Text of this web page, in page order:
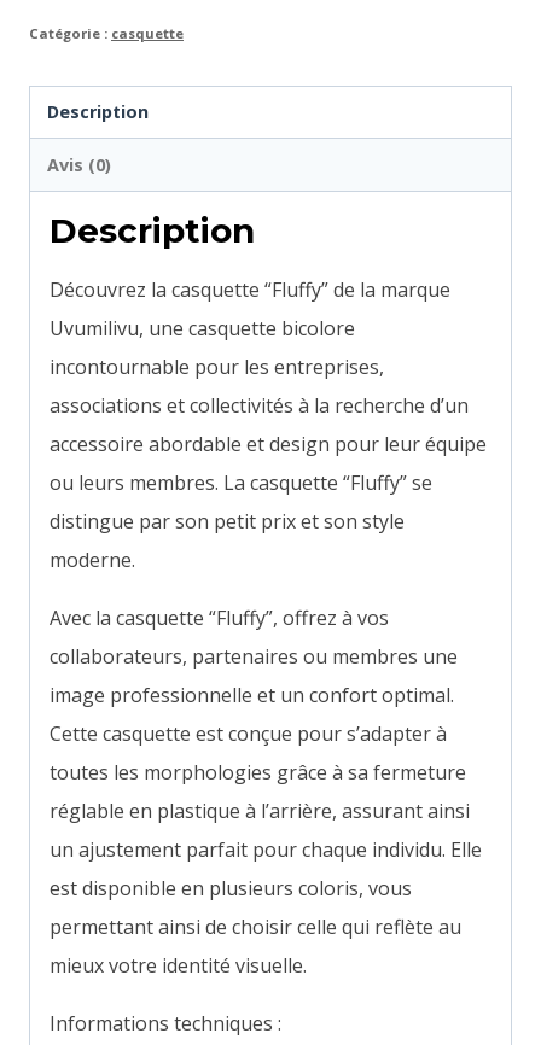
Catégorie : casquette
Description
Avis (0)
Description
Découvrez la casquette “Fluffy” de la marque
Uvumilivu, une casquette bicolore
incontournable pour les entreprises,
associations et collectivités à la recherche d’un
accessoire abordable et design pour leur équipe
ou leurs membres. La casquette “Fluffy” se
distingue par son petit prix et son style
moderne.
Avec la casquette “Fluffy”, offrez à vos
collaborateurs, partenaires ou membres une
image professionnelle et un confort optimal.
Cette casquette est conçue pour s’adapter à
toutes les morphologies grâce à sa fermeture
réglable en plastique à l’arrière, assurant ainsi
un ajustement parfait pour chaque individu. Elle
est disponible en plusieurs coloris, vous
permettant ainsi de choisir celle qui reflète au
mieux votre identité visuelle.
Informations techniques :